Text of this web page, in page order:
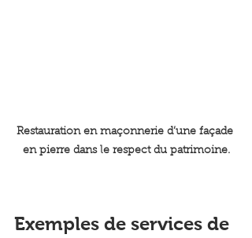
Restauration en maçonnerie d’une façade
en pierre dans le respect du patrimoine.
Exemples de services de